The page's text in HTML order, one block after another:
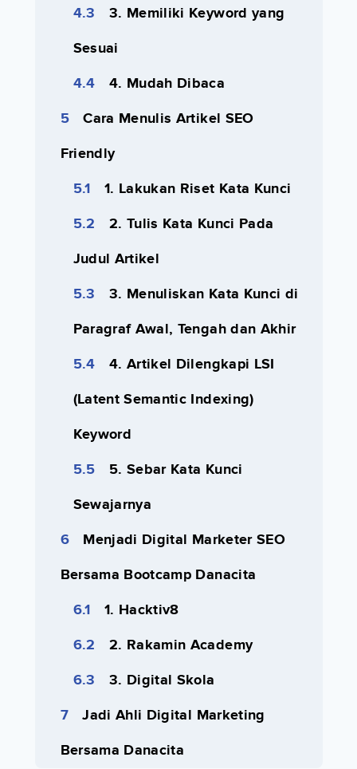
3. Memiliki Keyword yang
Sesuai
4. Mudah Dibaca
Cara Menulis Artikel SEO
Friendly
1. Lakukan Riset Kata Kunci
2. Tulis Kata Kunci Pada
Judul Artikel
3. Menuliskan Kata Kunci di
Paragraf Awal, Tengah dan Akhir
4. Artikel Dilengkapi LSI
(Latent Semantic Indexing)
Keyword
5. Sebar Kata Kunci
Sewajarnya
Menjadi Digital Marketer SEO
Bersama Bootcamp Danacita
1. Hacktiv8
2. Rakamin Academy
3. Digital Skola
Jadi Ahli Digital Marketing
Bersama Danacita